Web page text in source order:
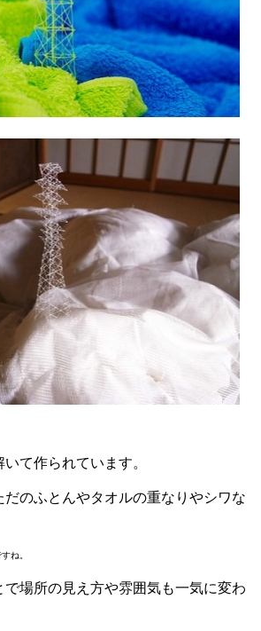
て作られています。
のふとんやタオルの重なりやシワな
ね。
で場所の見え方や雰囲気も一気に変わ